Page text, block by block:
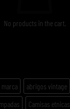
No products in the cart.
abrigos vintage
Camisas etnicas